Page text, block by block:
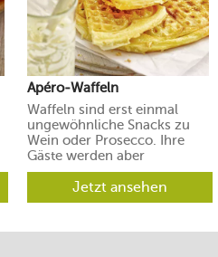
Apéro-Waffeln
Waffeln sind erst einmal
ungewöhnliche Snacks zu
Wein oder Prosecco. Ihre
Gäste werden aber
begeistert sein.
Jetzt ansehen